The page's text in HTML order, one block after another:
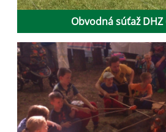
Obvodná súťaž DHZ